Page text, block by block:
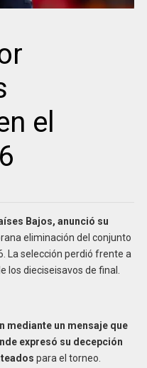
el
Bajos, anunció su
eliminación del conjunto
La selección perdió frente a
los dieciseisavos de final.
mediante un mensaje que
expresó su decepción
para el torneo.